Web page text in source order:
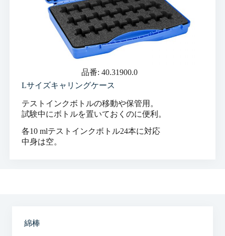
品番: 40.31900.0
Lサイズキャリングケース
テストインクボトルの移動や保管用。
試験中にボトルを置いておくのに便利。
各10 mlテストインクボトル24本に対応
中身は空。
綿棒